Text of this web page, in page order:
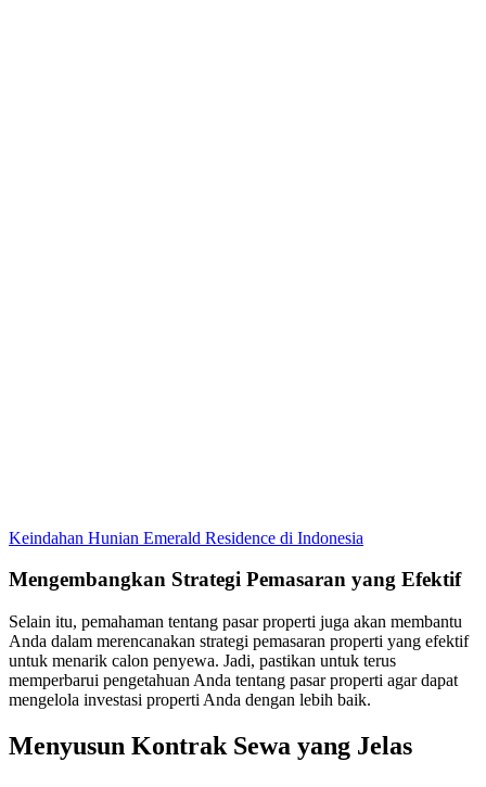
Keindahan Hunian Emerald Residence di Indonesia
Mengembangkan Strategi Pemasaran yang Efektif
Selain itu, pemahaman tentang pasar properti juga akan membantu
Anda dalam merencanakan strategi pemasaran properti yang efektif
untuk menarik calon penyewa. Jadi, pastikan untuk terus
memperbarui pengetahuan Anda tentang pasar properti agar dapat
mengelola investasi properti Anda dengan lebih baik.
Menyusun Kontrak Sewa yang Jelas